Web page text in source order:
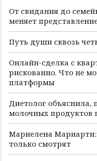
От свидания до
меняет
Путь души сквозь
Онлайн-сделка с
рискованно. Что не
платформы
Диетолог объяснила,
молочных продуктов
Мариелена
только смотрят